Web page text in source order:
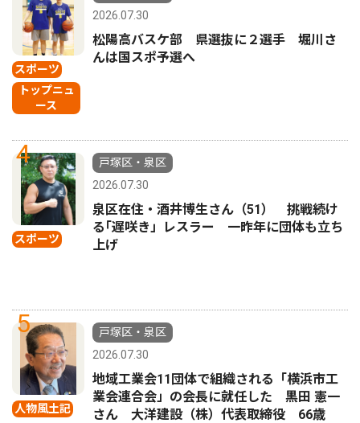
スポーツ
トップニュ
ース
2026.07.30
松陽高バスケ部 県選抜に２選手 堀川さ
んは国スポ予選へ
4
スポーツ
戸塚区・泉区
2026.07.30
泉区在住・酒井博生さん（51） 挑戦続け
る｢遅咲き」レスラー 一昨年に団体も立ち
上げ
5
人物風土記
戸塚区・泉区
2026.07.30
地域工業会11団体で組織される「横浜市工
業会連合会」の会長に就任した 黒田 憲一
さん 大洋建設（株）代表取締役 66歳